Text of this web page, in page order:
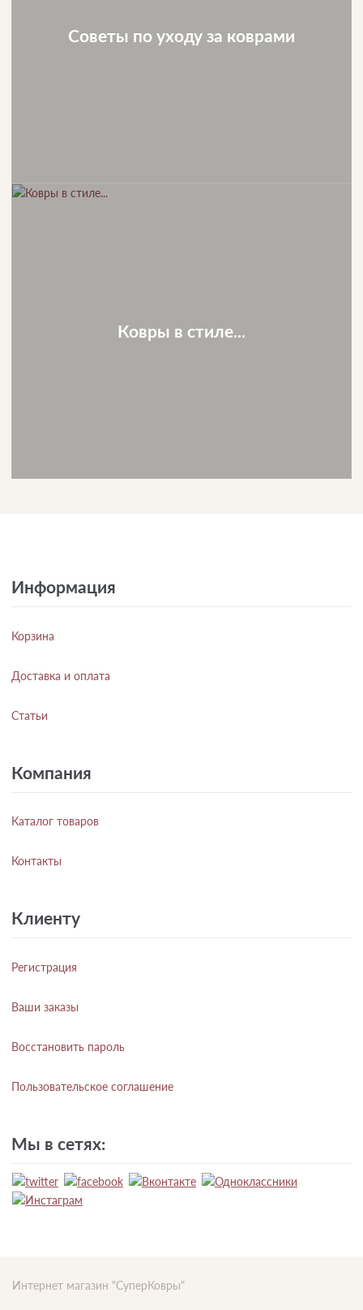
Советы по уходу за коврами
Ковры в стиле...
Информация
Корзина
Доставка и оплата
Статьи
Компания
Каталог товаров
Контакты
Клиенту
Регистрация
Ваши заказы
Восстановить пароль
Пользовательское соглашение
Мы в сетях:
Интернет магазин "СуперКовры"